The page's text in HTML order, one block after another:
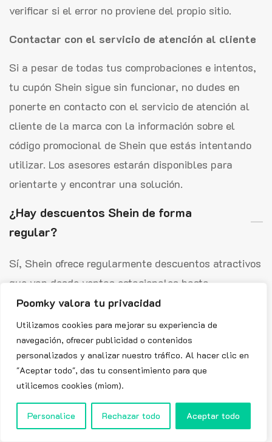
Poomky valora tu privacidad
Utilizamos cookies para mejorar su experiencia de
navegación, ofrecer publicidad o contenidos
personalizados y analizar nuestro tráfico. Al hacer clic en
"Aceptar todo", das tu consentimiento para que
utilicemos cookies (miom).
Personalice Rechazar todo Aceptar todo
verificar si el error no proviene del propio sitio.
Contactar con el servicio de atención al cliente
Si a pesar de todas tus comprobaciones e intentos,
tu cupón Shein sigue sin funcionar, no dudes en
ponerte en contacto con el servicio de atención al
cliente de la marca con la información sobre el
código promocional de Shein que estás intentando
utilizar. Los asesores estarán disponibles para
orientarte y encontrar una solución.
¿Hay descuentos Shein de forma
regular?
Sí, Shein ofrece regularmente descuentos atractivos
que van desde ventas estacionales hasta
promociones especiales y códigos de descuento
Shein, que ofrecen muchas oportunidades para
ahorrar. Shein es apreciado por su oferta variada y
asequible, que cubre moda para mujeres, hombres,
niños, así como accesorios y productos para el
los descuentos Shein son aún más interesantes.